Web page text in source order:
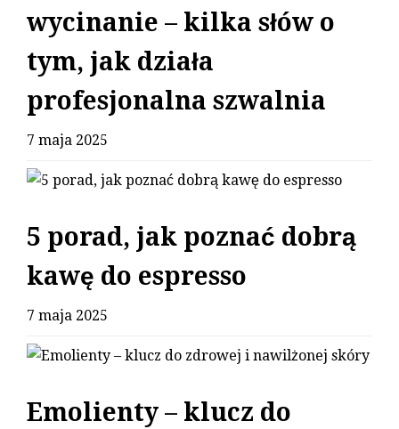
wycinanie – kilka słów o
tym, jak działa
profesjonalna szwalnia
7 maja 2025
5 porad, jak poznać dobrą
kawę do espresso
7 maja 2025
Emolienty – klucz do